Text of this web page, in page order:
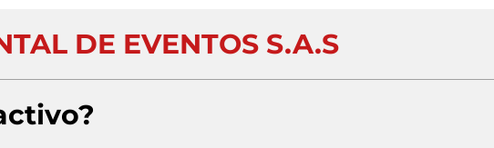
DE EVENTOS S.A.S